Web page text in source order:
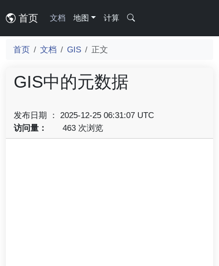
首页 文档 地图 计算
首页 文档 GIS 正文
GIS中的元数据
发布日期 ： 2025-12-25 06:31:07 UTC
访问量：
463 次浏览